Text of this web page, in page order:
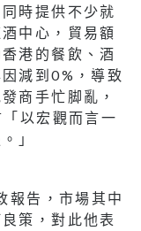
時提供不少就
中心，貿易額
港的餐飲、酒
減到0%，導致
商手忙脚亂，
以宏觀而言一
」
報告，市場其中
策，對此他表